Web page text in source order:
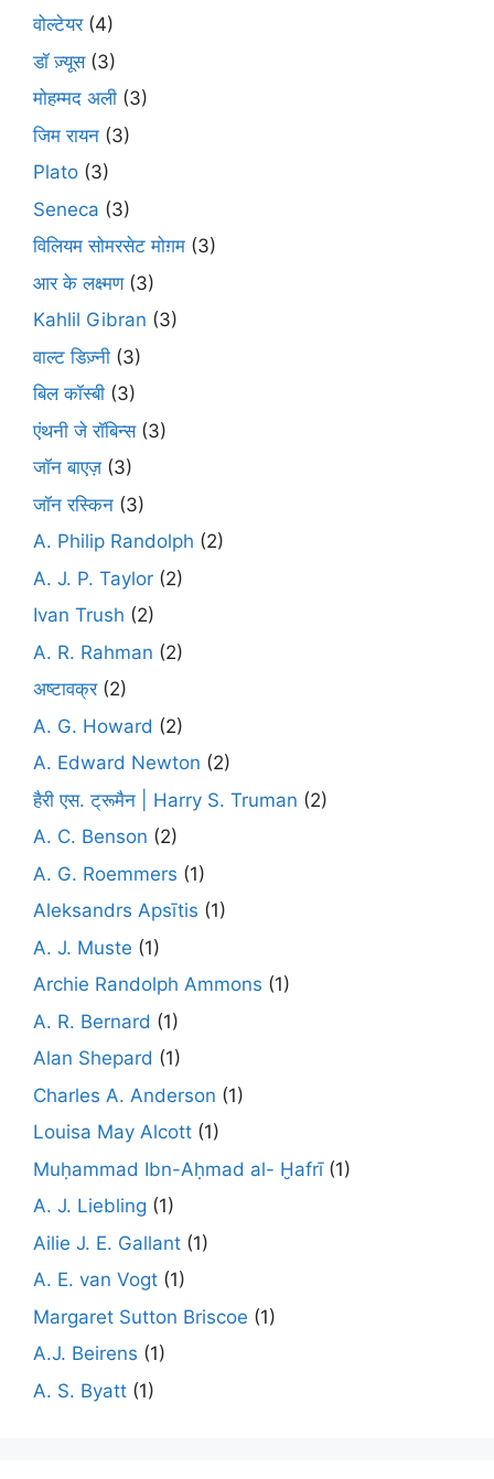
वोल्टेयर(4)
डॉ ज़्यूस(3)
मोहम्मद अली (3)
जिम रायन (3)
Plato (3)
Seneca (3)
विलियम सोमरसेट मोग़म (3)
आर के लक्ष्मण(3)
Kahlil Gibran (3)
वाल्ट डिज़्नी (3)
बिल कॉस्बी (3)
एंथनी जे रॉबिन्स(3)
जॉन बाएज़ (3)
जॉन रस्किन (3)
A. Philip Randolph (2)
A. J. P. Taylor (2)
Ivan Trush (2)
A. R. Rahman (2)
अष्टावक्र(2)
A. G. Howard (2)
A. Edward Newton (2)
हैरी एस. ट्रूमैन | Harry S. Truman (2)
A. C. Benson (2)
A. G. Roemmers (1)
Aleksandrs Apsītis (1)
A. J. Muste (1)
Archie Randolph Ammons (1)
A. R. Bernard (1)
Alan Shepard (1)
Charles A. Anderson (1)
Louisa May Alcott (1)
Muḥammad Ibn-Aḥmad al- Ḫafrī(1)
A. J. Liebling (1)
Ailie J. E. Gallant (1)
A. E. van Vogt (1)
Margaret Sutton Briscoe (1)
A.J. Beirens (1)
A. S. Byatt (1)